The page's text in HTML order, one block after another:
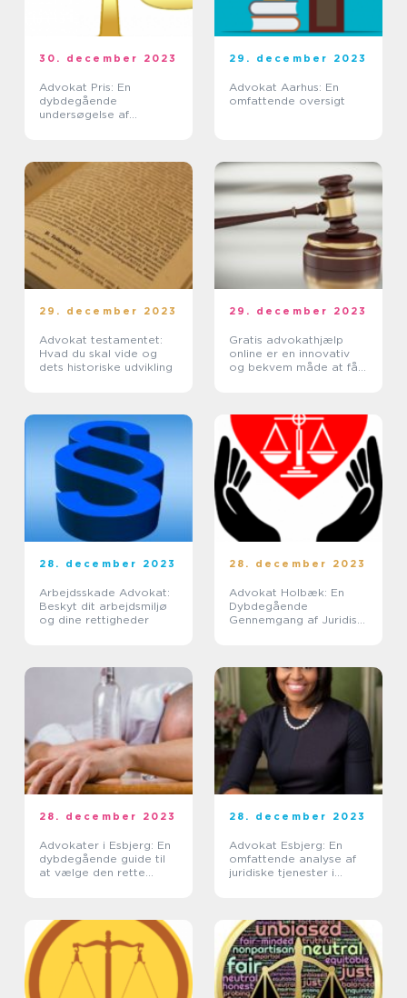
30. december 2023
Advokat Pris: En
dybdegående
undersøgelse af
29. december 2023
Advokat Aarhus: En
omfattende oversigt
29. december 2023
Advokat testamentet:
Hvad du skal vide og
dets historiske udvikling
29. december 2023
Gratis advokathjælp
online er en innovativ
og bekvem måde at få
omkostninger eller
besværet ...
28. december 2023
Arbejdsskade Advokat:
Beskyt dit arbejdsmiljø
og dine rettigheder
28. december 2023
Advokat Holbæk: En
Dybdegående
Gennemgang af Juridisk
28. december 2023
Advokater i Esbjerg: En
dybdegående guide til
at vælge den rette
28. december 2023
Advokat Esbjerg: En
omfattende analyse af
juridiske tjenester i